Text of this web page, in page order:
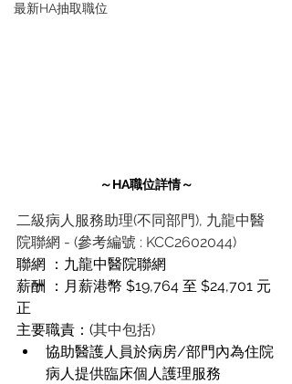
最新HA抽取職位
～HA職位詳情～
二級病人服務助理(不同部門), 九龍中醫
院聯網 - (參考編號 : KCC2602044)
聯網 ：九龍中醫院聯網
薪酬 ：月薪港幣 $19,764 至 $24,701 元
正
主要職責： (其中包括)
協助醫護人員於病房/部門內為住院
病人提供臨床個人護理服務